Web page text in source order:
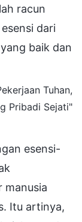
racun
dari
baik dan
Tuhan,
Pribadi Sejati"
esensi-
manusia
Itu artinya,